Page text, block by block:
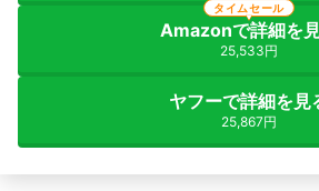
Amazonで詳細を
25,533円
タイムセール
ヤフーで詳細を見
25,867円